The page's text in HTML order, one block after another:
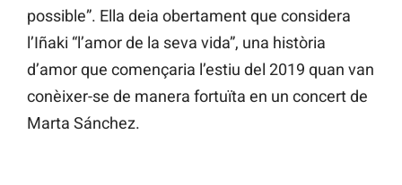
possible”. Ella deia obertament que considera
l’Iñaki “l’amor de la seva vida”, una història
d’amor que començaria l’estiu del 2019 quan van
conèixer-se de manera fortuïta en un concert de
Marta Sánchez.